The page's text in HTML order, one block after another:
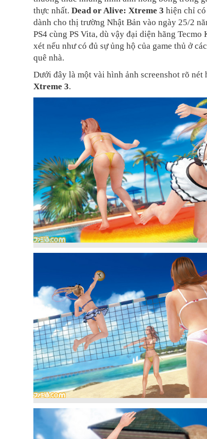
thực nhất. Dead or Alive: Xtreme 3 hiện chỉ
dành cho thị trường Nhật Bản vào ngày 25/2
PS4 cùng PS Vita, dù vậy đại diện hãng Tecmo
xét nếu như có đủ sự ủng hộ của game thủ ở
quê nhà.
Dưới đây là một vài hình ảnh screenshot rõ nét
Xtreme 3.